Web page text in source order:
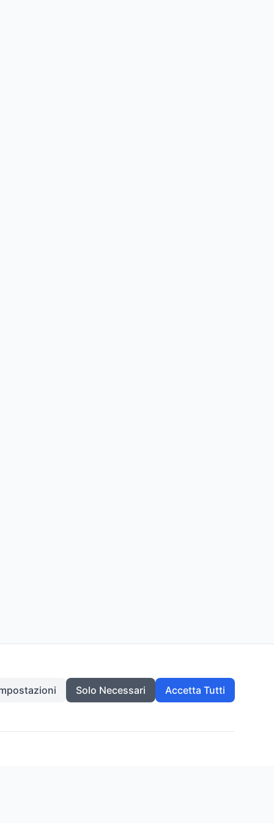
Solo Necessari Accetta Tutti